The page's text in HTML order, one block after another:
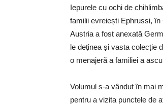
Iepurele cu ochi de
familii evreiești Ephrussi,
Austria a fost anexată
le deținea și vasta colecție
o menajeră a familiei a
Volumul s-a vândut în mai
pentru a vizita punctele de